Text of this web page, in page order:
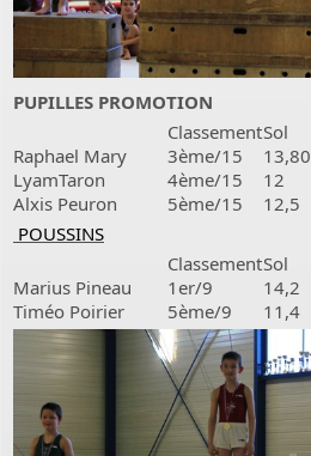
PUPILLES PROMOTION
ClassementSol
Raphael Mary
3ème/15 13,80
LyamTaron
4ème/15 12
Alxis Peuron
5ème/15 12,5
POUSSINS
ClassementSol
Marius Pineau
1er/9 14,2
Timéo Poirier
5ème/9 11,4